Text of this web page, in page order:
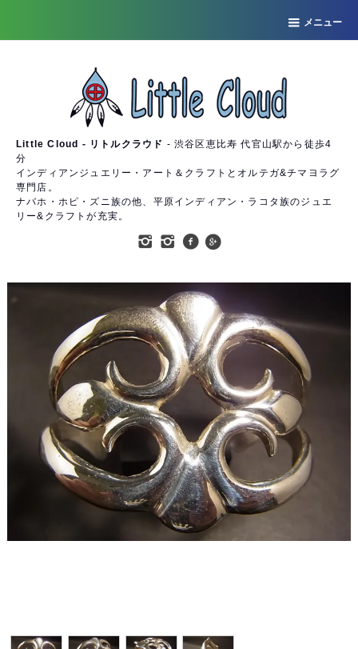
メニュー
Little Cloud - リトルクラウド - 渋谷区恵比寿 代官山駅から徒歩4
分
インディアンジュエリー・アート＆クラフトとオルテガ&チマヨラグ
専門店。
ナバホ・ホピ・ズニ族の他、平原インディアン・ラコタ族のジュエ
リー&クラフトが充実。